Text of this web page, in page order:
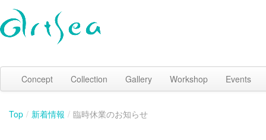
Concept Collection Gallery Workshop Events
Top / 新着情報 / 臨時休業のお知らせ